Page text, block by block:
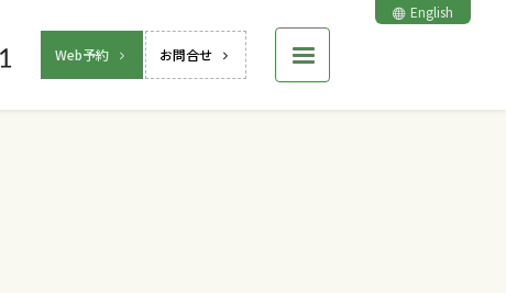
Web予約 お問合せ
English